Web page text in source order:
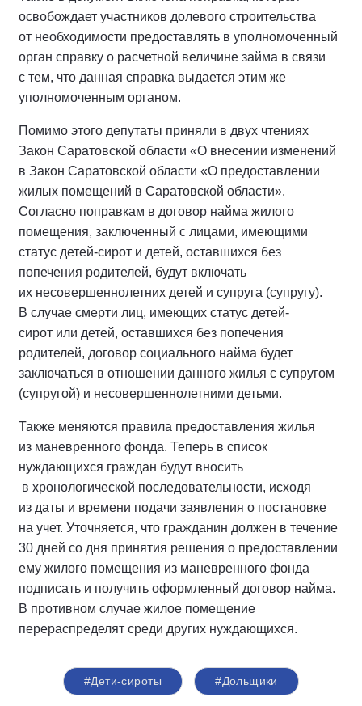
освобождает участников долевого строительства
от необходимости предоставлять в уполномоченный
орган справку о расчетной величине займа в связи
с тем, что данная справка выдается этим же
уполномоченным органом.
Помимо этого депутаты приняли в двух чтениях
Закон Саратовской области «О внесении изменений
в Закон Саратовской области «О предоставлении
жилых помещений в Саратовской области».
Согласно поправкам в договор найма жилого
помещения, заключенный с лицами, имеющими
статус детей-сирот и детей, оставшихся без
попечения родителей, будут включать
их несовершеннолетних детей и супруга (супругу).
В случае смерти лиц, имеющих статус детей-
сирот или детей, оставшихся без попечения
родителей, договор социального найма будет
заключаться в отношении данного жилья с супругом
(супругой) и несовершеннолетними детьми.
Также меняются правила предоставления жилья
из маневренного фонда. Теперь в список
нуждающихся граждан будут вносить
в хронологической последовательности, исходя
из даты и времени подачи заявления о постановке
на учет. Уточняется, что гражданин должен в течение
30 дней со дня принятия решения о предоставлении
ему жилого помещения из маневренного фонда
подписать и получить оформленный договор найма.
В противном случае жилое помещение
перераспределят среди других нуждающихся.
#Дети-сироты #Дольщики